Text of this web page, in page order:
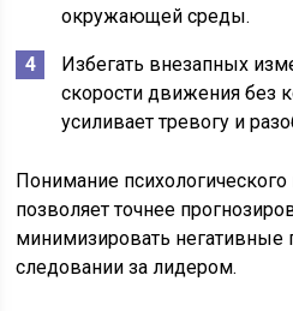
окружающей среды.
Избегать внезапных
скорости движения без
усиливает тревогу и
Понимание
позволяет точнее
минимизировать негативные
следовании за лидером.